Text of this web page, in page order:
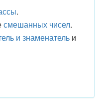
.
смешанных чисел.
и знаменатель и